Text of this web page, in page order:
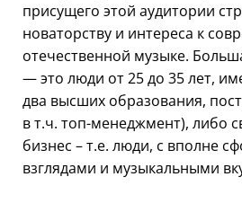
присущего этой аудитории
новаторству и интереса к
отечественной музыке.
— это люди от 25 до 35 лет,
два высших образования,
в т.ч. топ-менеджмент), либо
бизнес – т.е. люди, с вполне
взглядами и музыкальными